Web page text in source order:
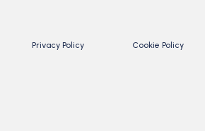
Privacy Policy Cookie Policy